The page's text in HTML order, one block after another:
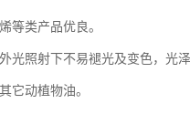
等类产品优良。
光照射下不易褪光及变色，光
它动植物油。